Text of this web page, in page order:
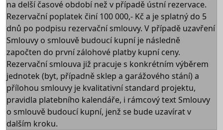
na delší časové období než v případě ústní rezervace.
Rezervační poplatek činí 100 000,- Kč a je splatný do 5
dnů po podpisu rezervační smlouvy. V případě uzavření
Smlouvy o smlouvě budoucí kupní je následně
započten do první zálohové platby kupní ceny.
Rezervační smlouva již pracuje s konkrétním výběrem
jednotek (byt, případně sklep a garážového stání) a
přílohou smlouvy je kvalitativní standard projektu,
pravidla platebního kalendáře, i rámcový text Smlouvy
o smlouvě budoucí kupní, jenž se bude uzavírat v
dalším kroku.